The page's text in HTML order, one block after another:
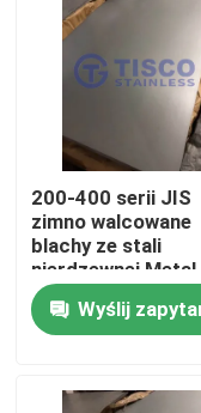
200-400 serii JIS
zimno walcowane
blachy ze stali
nierdzewnej Metal
1000mm-6000mm
Długość w GB
Standard Mill
Wyślij